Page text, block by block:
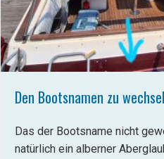
Den Bootsnamen zu
Das der Bootsname nicht
natürlich ein alberner